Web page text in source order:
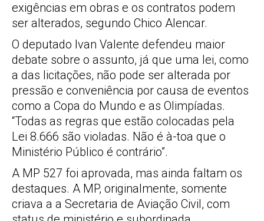
exigências em obras e os contratos podem
ser alterados, segundo Chico Alencar.
O deputado Ivan Valente defendeu maior
debate sobre o assunto, já que uma lei, como
a das licitações, não pode ser alterada por
pressão e conveniência por causa de eventos
como a Copa do Mundo e as Olimpíadas.
“Todas as regras que estão colocadas pela
Lei 8.666 são violadas. Não é à-toa que o
Ministério Público é contrário”.
A MP 527 foi aprovada, mas ainda faltam os
destaques. A MP, originalmente, somente
criava a a Secretaria de Aviação Civil, com